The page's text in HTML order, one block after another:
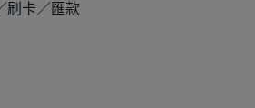
刷卡／匯款